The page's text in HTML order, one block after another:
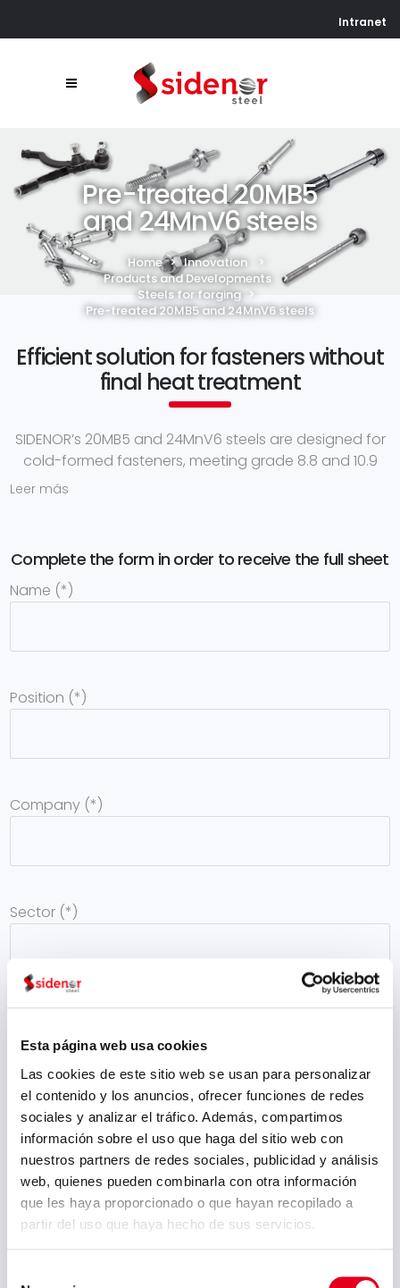
Esta página web usa cookies
Las cookies de este sitio web se usan para personalizar
el contenido y los anuncios, ofrecer funciones de redes
sociales y analizar el tráfico. Además, compartimos
información sobre el uso que haga del sitio web con
nuestros partners de redes sociales, publicidad y análisis
web, quienes pueden combinarla con otra información
que les haya proporcionado o que hayan recopilado a
partir del uso que haya hecho de sus servicios.
Intranet
Pre-treated 20MB5
and 24MnV6 steels
Home > Innovation
>
Products and Developments
>
Steels for forging >
Pre-treated 20MB5 and 24MnV6 steels
Efficient solution for fasteners without
final heat treatment
SIDENOR’s 20MB5 and 24MnV6 steels are designed for
cold-formed fasteners, meeting grade 8.8 and 10.9
requirements and with strengths up to 1000 MPa.
Leer más
Complete the form in order to receive the full sheet
Name (*)
Position (*)
Company (*)
Sector (*)
Country (*)
Comments